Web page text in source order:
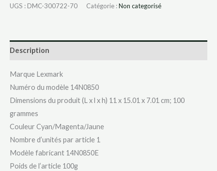
UGS : DMC-300722-70 Catégorie :Non categorisé
Description
Marque ‎Lexmark
Numéro du modèle ‎14N0850
Dimensions du produit (L x l x h) ‎11 x 15.01 x 7.01 cm; 100
grammes
Couleur ‎Cyan/Magenta/Jaune
Nombre d’unités par article ‎1
Modèle fabricant ‎14N0850E
Poids de l’article ‎100g